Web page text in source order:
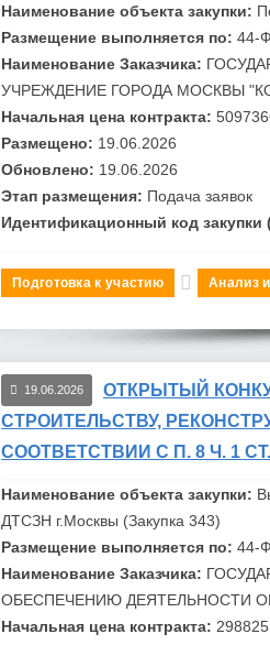
Наименование объекта закупки:
Размещение выполняется по: 44-
Наименование Заказчика:
УЧРЕЖДЕНИЕ ГОРОДА МОСКВЫ
Начальная цена контракта:
Размещено: 19.06.2026
Обновлено: 19.06.2026
Этап размещения: Подача заявок
Идентификационный код закупки
Подготовка к участию Анализ
19.06.2026
ОТКРЫТЫЙ
СТРОИТЕЛЬСТВУ,
СООТВЕТСТВИИ С П. 8 Ч. 1
Наименование объекта закупки:
ДТСЗН г.Москвы (Закупка 343)
Размещение выполняется по: 44-
Наименование Заказчика:
ОБЕСПЕЧЕНИЮ ДЕЯТЕЛЬНОСТИ
Начальная цена контракта: